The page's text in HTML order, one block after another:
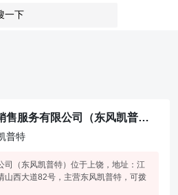
一下
江西福瑞汽车销售服务有限公司（东风凯普特）
普特
司（东风凯普特）位于上饶，地址：江
山西大道82号，主营东风凯普特，可拨